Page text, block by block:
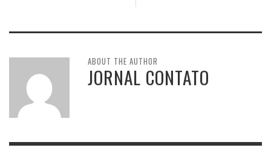
ABOUT THE AUTHOR
JORNAL CONTATO